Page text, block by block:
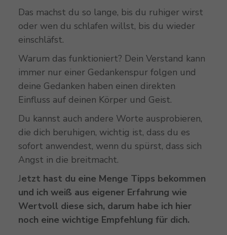
Das machst du so lange, bis du ruhiger wirst
oder wen du schlafen willst, bis du wieder
einschläfst.
Warum das funktioniert? Dein Verstand kann
immer nur einer Gedankenspur folgen und
deine Gedanken haben einen direkten
Einfluss auf deinen Körper und Geist.
Du kannst auch andere Worte ausprobieren,
die dich beruhigen, wichtig ist, dass du es
sofort anwendest, wenn du spürst, dass sich
Angst in die breitmacht.
Jetzt hast du eine Menge Tipps bekommen
und ich weiß aus eigener Erfahrung wie
Wertvoll diese sich, darum habe ich hier
noch eine wichtige Empfehlung für dich.